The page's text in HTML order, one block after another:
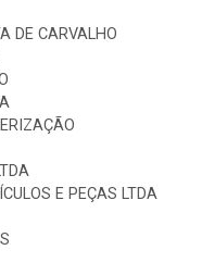
DE CARVALHO
E PEÇAS LTDA